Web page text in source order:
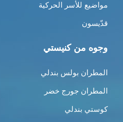
مواضيع للأسر الحركية
قدّيسون
وجوه من كنيستي
المطران بولس بندلي
المطران جورج خضر
كوستي بندلي